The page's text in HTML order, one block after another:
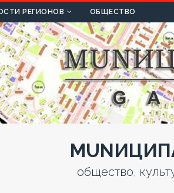
РЕГИОНОВ ОБЩЕСТВО
общество,